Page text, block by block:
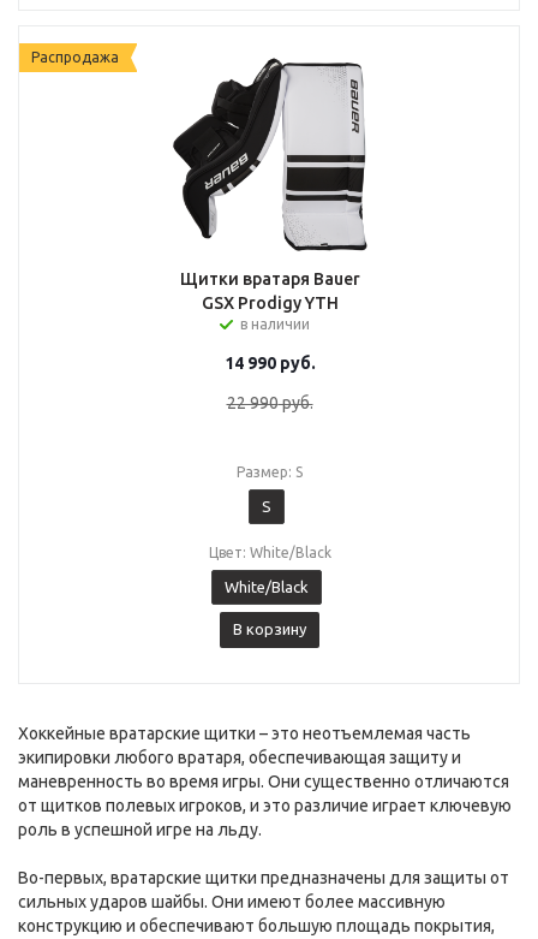
Распродажа
Щитки вратаря Bauer
GSX Prodigy YTH
в наличии
14 990руб.
22 990руб.
Размер: S
S
Цвет: White/Black
White/Black
В корзину
Хоккейные вратарские щитки – это неотъемлемая часть
экипировки любого вратаря, обеспечивающая защиту и
маневренность во время игры. Они существенно отличаются
от щитков полевых игроков, и это различие играет ключевую
роль в успешной игре на льду.
Во-первых, вратарские щитки предназначены для защиты от
сильных ударов шайбы. Они имеют более массивную
конструкцию и обеспечивают большую площадь покрытия,